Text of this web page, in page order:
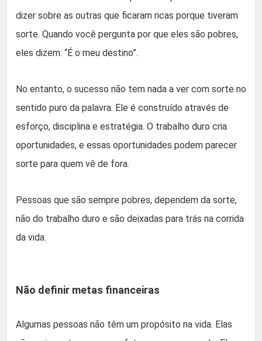
dizer sobre as outras que ficaram ricas porque tiveram
sorte. Quando você pergunta por que eles são pobres,
eles dizem: “É o meu destino”.
No entanto, o sucesso não tem nada a ver com sorte no
sentido puro da palavra. Ele é construído através de
esforço, disciplina e estratégia. O trabalho duro cria
oportunidades, e essas oportunidades podem parecer
sorte para quem vê de fora.
Pessoas que são sempre pobres, dependem da sorte,
não do trabalho duro e são deixadas para trás na corrida
da vida.
Não definir metas financeiras
Algumas pessoas não têm um propósito na vida. Elas